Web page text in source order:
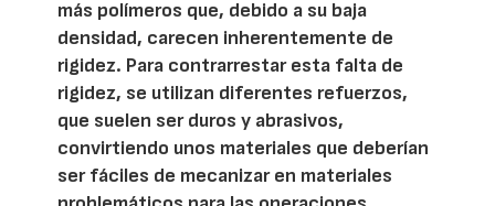
más polímeros que, debido a su baja
densidad, carecen inherentemente de
rigidez. Para contrarrestar esta falta de
rigidez, se utilizan diferentes refuerzos,
que suelen ser duros y abrasivos,
convirtiendo unos materiales que deberían
ser fáciles de mecanizar en materiales